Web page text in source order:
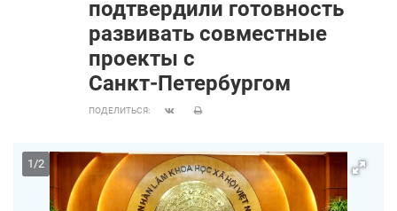
подтвердили готовность
развивать совместные
проекты с
Санкт‑Петербургом
ПОДЕЛИТЬСЯ:
1/2